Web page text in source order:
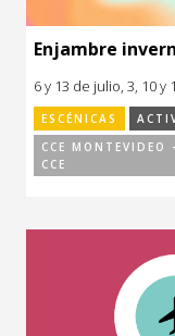
Enjambre
6 y 13 de julio, 3, 10 y
ESCÉNICAS
CCE MONTEVIDEO
CCE